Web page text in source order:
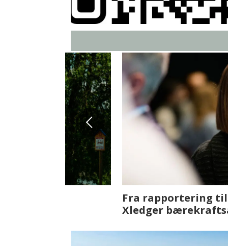
Fenistra endrer
ser vi på fremtiden